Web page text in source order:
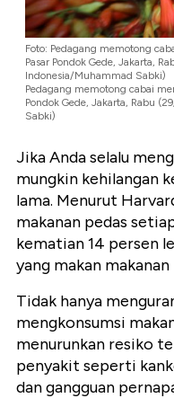
Foto: Pedagang memotong
Pasar Pondok Gede, Jakarta,
Indonesia/Muhammad Sabki)
Pedagang memotong cabai
Pondok Gede, Jakarta, Rabu
Sabki)
Jika Anda selalu
mungkin kehilangan
lama. Menurut
makanan pedas
kematian 14 persen
yang makan
Tidak hanya
mengkonsumsi
menurunkan resiko
penyakit seperti
dan gangguan